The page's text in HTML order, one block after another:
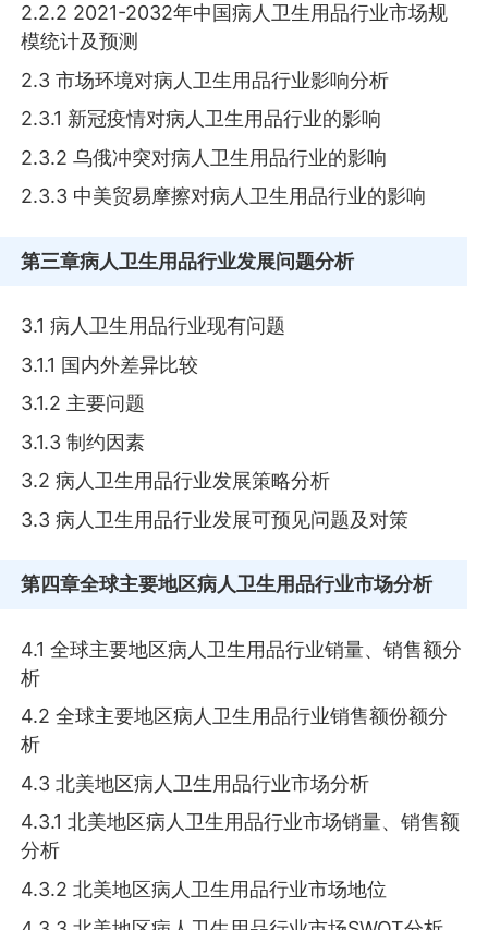
2.2.2 2021-2032年中国病人卫生用品行业市场规
模统计及预测
2.3 市场环境对病人卫生用品行业影响分析
2.3.1 新冠疫情对病人卫生用品行业的影响
2.3.2 乌俄冲突对病人卫生用品行业的影响
2.3.3 中美贸易摩擦对病人卫生用品行业的影响
第三章病人卫生用品行业发展问题分析
3.1 病人卫生用品行业现有问题
3.1.1 国内外差异比较
3.1.2 主要问题
3.1.3 制约因素
3.2 病人卫生用品行业发展策略分析
3.3 病人卫生用品行业发展可预见问题及对策
第四章全球主要地区病人卫生用品行业市场分析
4.1 全球主要地区病人卫生用品行业销量、销售额分
析
4.2 全球主要地区病人卫生用品行业销售额份额分
析
4.3 北美地区病人卫生用品行业市场分析
4.3.1 北美地区病人卫生用品行业市场销量、销售额
分析
4.3.2 北美地区病人卫生用品行业市场地位